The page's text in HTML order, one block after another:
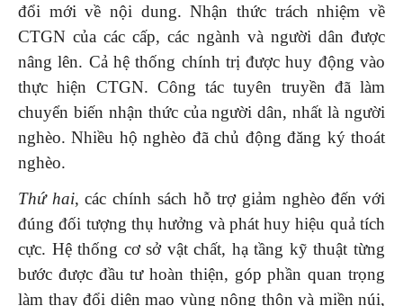
đổi mới về nội dung. Nhận thức trách nhiệm về
CTGN của các cấp, các ngành và người dân được
nâng lên. Cả hệ thống chính trị được huy động vào
thực hiện CTGN. Công tác tuyên truyền đã làm
chuyển biến nhận thức của người dân, nhất là người
nghèo. Nhiều hộ nghèo đã chủ động đăng ký thoát
nghèo.
Thứ hai, các chính sách hỗ trợ giảm nghèo đến với
đúng đối tượng thụ hưởng và phát huy hiệu quả tích
cực. Hệ thống cơ sở vật chất, hạ tầng kỹ thuật từng
bước được đầu tư hoàn thiện, góp phần quan trọng
làm thay đổi diện mạo vùng nông thôn và miền núi,